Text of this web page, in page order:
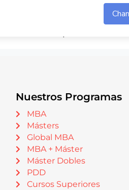
Nuestros Programas
MBA
Másters
Global MBA
MBA + Máster
Máster Dobles
PDD
Cursos Superiores